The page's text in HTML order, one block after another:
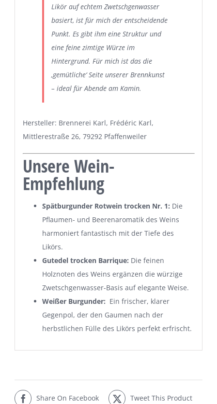
Likör auf echtem Zwetschgenwasser
basiert, ist für mich der entscheidende
Punkt. Es gibt ihm eine Struktur und
eine feine zimtige Würze im
Hintergrund. Für mich ist das die
‚gemütliche‘ Seite unserer Brennkunst
– ideal für Abende am Kamin.
Hersteller: Brennerei Karl, Frédéric Karl,
Mittlerestraße 26, 79292 Pfaffenweiler
Unsere Wein-
Empfehlung
Spätburgunder Rotwein trocken Nr. 1: Die
Pflaumen- und Beerenaromatik des Weins
harmoniert fantastisch mit der Tiefe des
Likörs.
Gutedel trocken Barrique: Die feinen
Holznoten des Weins ergänzen die würzige
Zwetschgenwasser-Basis auf elegante Weise.
Weißer Burgunder: Ein frischer, klarer
Gegenpol, der den Gaumen nach der
herbstlichen Fülle des Likörs perfekt erfrischt.
Share On Facebook Tweet This Product